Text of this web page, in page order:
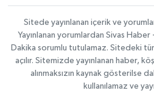
Sitede yayınlanan içerik ve
Yayınlanan yorumlardan Sivas
Dakika sorumlu tutulamaz. Sitedeki
açılır. Sitemizde yayınlanan haber,
alınmaksızın kaynak gösterilse
kullanılamaz ve